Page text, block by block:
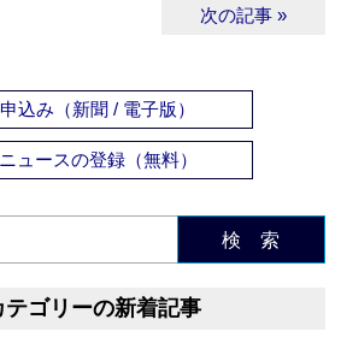
次の記事 »
込み（新聞 / 電子版）
ュースの登録（無料）
検 索
ゴリーの新着記事